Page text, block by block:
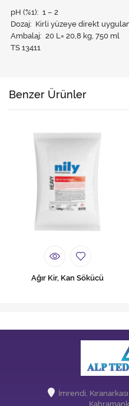
pH (%1): 1 – 2
Dozaj: Kirli yüzeye direkt
Ambalaj: 20 L= 20,8 kg, 750 ml
TS 13411
Benzer Ürünler
Ağır Kir, Kan Sökücü
İmrendi,